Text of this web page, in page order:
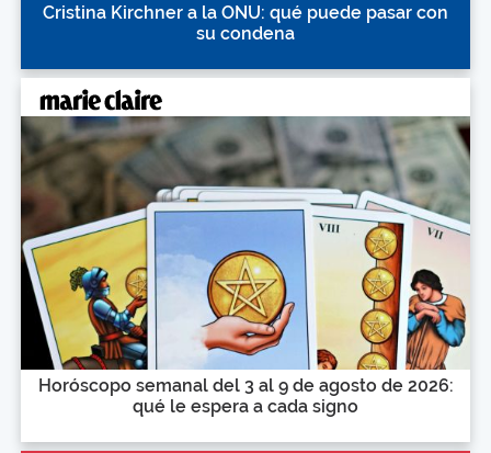
Cristina Kirchner a la ONU: qué puede pasar con
su condena
Horóscopo semanal del 3 al 9 de agosto de 2026:
qué le espera a cada signo